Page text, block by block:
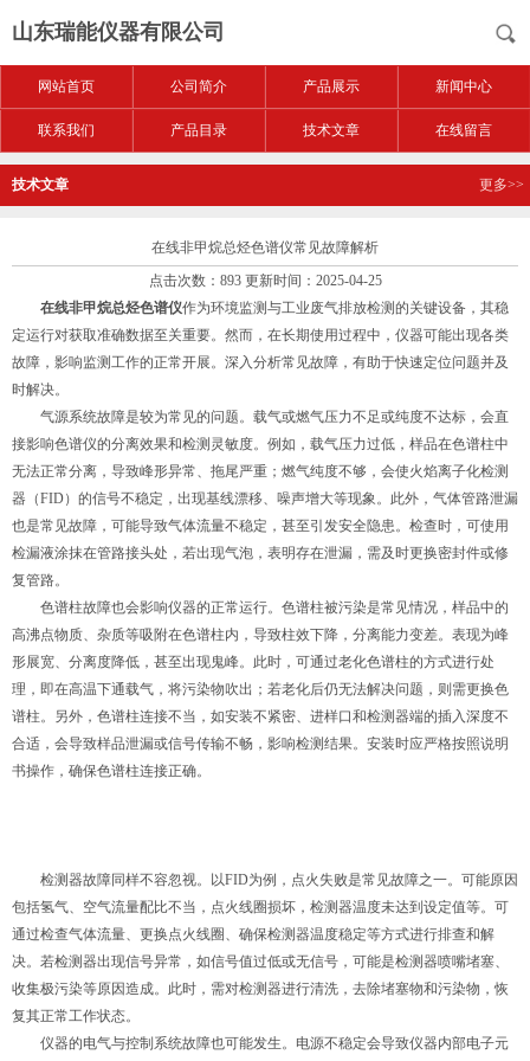
山东瑞能仪器有限公司
网站首页 公司简介 产品展示 新闻中心
联系我们 产品目录 技术文章 在线留言
技术文章 更多>>
在线非甲烷总烃色谱仪常见故障解析
点击次数：893 更新时间：2025-04-25
在线非甲烷总烃色谱仪作为环境监测与工业废气排放检测的关键设备，其稳
定运行对获取准确数据至关重要。然而，在长期使用过程中，仪器可能出现各类
故障，影响监测工作的正常开展。深入分析常见故障，有助于快速定位问题并及
时解决。
气源系统故障是较为常见的问题。载气或燃气压力不足或纯度不达标，会直
接影响色谱仪的分离效果和检测灵敏度。例如，载气压力过低，样品在色谱柱中
无法正常分离，导致峰形异常、拖尾严重；燃气纯度不够，会使火焰离子化检测
器（FID）的信号不稳定，出现基线漂移、噪声增大等现象。此外，气体管路泄漏
也是常见故障，可能导致气体流量不稳定，甚至引发安全隐患。检查时，可使用
检漏液涂抹在管路接头处，若出现气泡，表明存在泄漏，需及时更换密封件或修
复管路。
色谱柱故障也会影响仪器的正常运行。色谱柱被污染是常见情况，样品中的
高沸点物质、杂质等吸附在色谱柱内，导致柱效下降，分离能力变差。表现为峰
形展宽、分离度降低，甚至出现鬼峰。此时，可通过老化色谱柱的方式进行处
理，即在高温下通载气，将污染物吹出；若老化后仍无法解决问题，则需更换色
谱柱。另外，色谱柱连接不当，如安装不紧密、进样口和检测器端的插入深度不
合适，会导致样品泄漏或信号传输不畅，影响检测结果。安装时应严格按照说明
书操作，确保色谱柱连接正确。
检测器故障同样不容忽视。以FID为例，点火失败是常见故障之一。可能原因
包括氢气、空气流量配比不当，点火线圈损坏，检测器温度未达到设定值等。可
通过检查气体流量、更换点火线圈、确保检测器温度稳定等方式进行排查和解
决。若检测器出现信号异常，如信号值过低或无信号，可能是检测器喷嘴堵塞、
收集极污染等原因造成。此时，需对检测器进行清洗，去除堵塞物和污染物，恢
复其正常工作状态。
仪器的电气与控制系统故障也可能发生。电源不稳定会导致仪器内部电子元